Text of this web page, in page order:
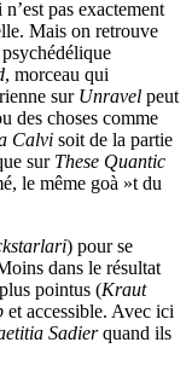
pas exactement
Mais on retrouve
, morceau qui
sur Unravel peut
des choses comme
Calvi soit de la partie
sur These Quantic
le même goà »t du
) pour se
dans le résultat
pointus (Kraut
et accessible. Avec ici
Sadierquand ils